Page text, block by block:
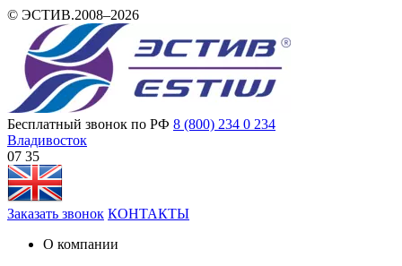
© ЭСТИВ.2008–2026
Бесплатный звонок по РФ 8 (800) 234 0 234
Владивосток
07 35
Заказать звонок КОНТАКТЫ
О компании